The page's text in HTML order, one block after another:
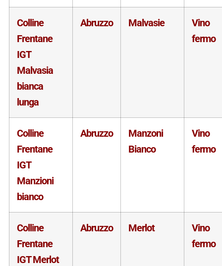
Colline
Frentane
IGT
Malvasia
bianca
lunga
Abruzzo Malvasie
Vino
fermo
Colline
Frentane
IGT
Manzioni
bianco
Abruzzo
Manzoni
Bianco
Vino
fermo
Colline
Frentane
IGT Merlot
Abruzzo Merlot
Vino
fermo